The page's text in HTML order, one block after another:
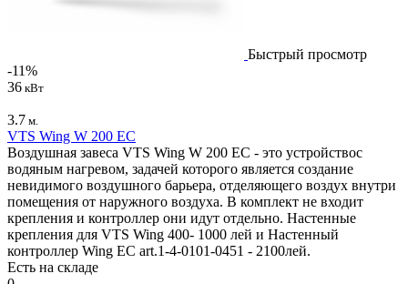
Быстрый просмотр
-11%
36 кВт
3.7 м.
VTS Wing W 200 EC
Воздушная завеса VTS Wing W 200 EC - это устройствос
водяным нагревом, задачей которого является создание
невидимого воздушного барьера, отделяющего воздух внутри
помещения от наружного воздуха. В комплект не входит
крепления и контроллер они идут отдельно. Настенные
крепления для VTS Wing 400- 1000 лей и Настенный
контроллер Wing EC art.1-4-0101-0451 - 2100лей.
Есть на складе